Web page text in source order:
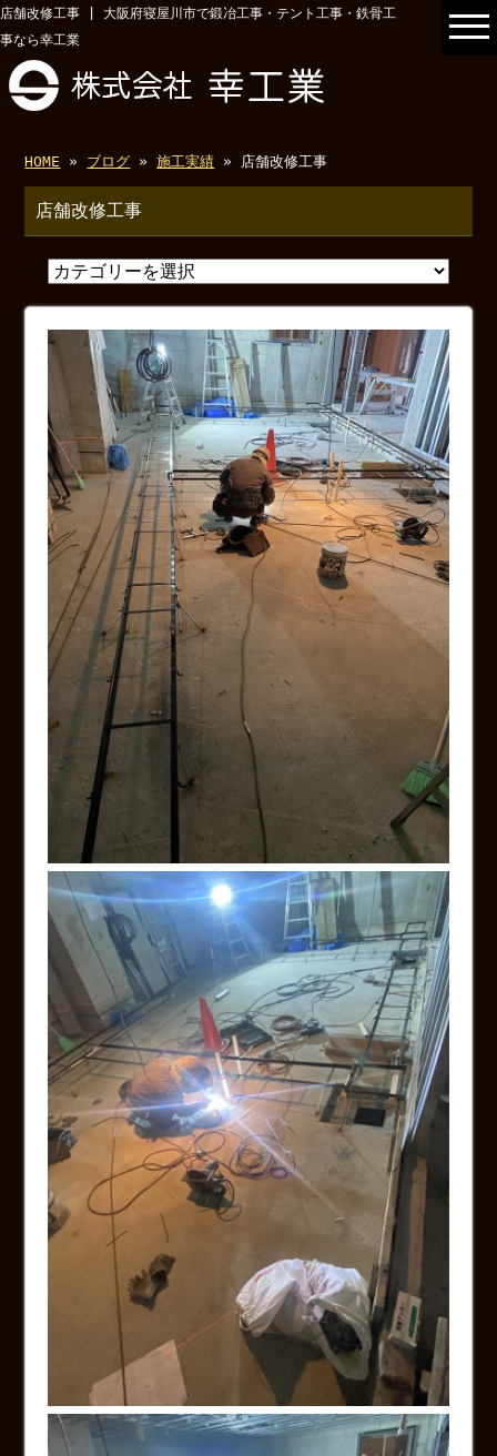
店舗改修工事 | 大阪府寝屋川市で鍛冶工事・テント工事・鉄骨工
事なら幸工業
HOME » ブログ »施工実績 » 店舗改修工事
店舗改修工事